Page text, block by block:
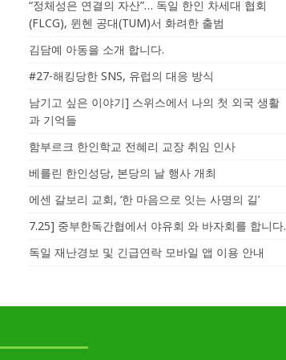
“정체성은 연결의 자산”… 독일 한인 차세대 협회
(FLCG), 뮌헨 공대(TUM)서 화려한 출범
김담예 아동을 소개 합니다.
#27-해킹당한 SNS, 유럽의 대응 방식
남기고 싶은 이야기] 스위스에서 나의 첫 외국 생활
과 기억들
함부르크 한인학교 전혜리 교장 취임 인사
베를린 한인성당, 본당의 날 행사 개최
에센 갈보리 교회, ‘한 마음으로 잇는 사명의 길’
7.25] 중부한독간협에서 야유회 와 바자회를 합니다.
독일 재난경보 및 긴급연락 모바일 앱 이용 안내